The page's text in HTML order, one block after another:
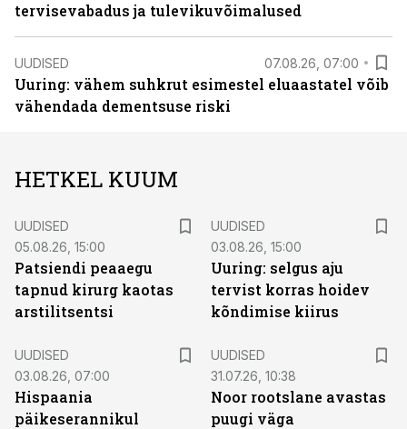
tervisevabadus ja tulevikuvõimalused
UUDISED 07.08.26, 07:00
Uuring: vähem suhkrut esimestel eluaastatel võib
vähendada dementsuse riski
HETKEL KUUM
UUDISED
05.08.26, 15:00
Patsiendi peaaegu
tapnud kirurg kaotas
arstilitsentsi
UUDISED
03.08.26, 15:00
Uuring: selgus aju
tervist korras hoidev
kõndimise kiirus
UUDISED
03.08.26, 07:00
Hispaania
päikeserannikul
UUDISED
31.07.26, 10:38
Noor rootslane avastas
puugi väga